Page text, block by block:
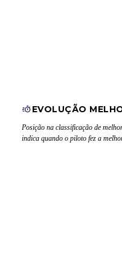
EVOLUÇÃO
Posição na classificação de
indica quando o piloto fez a